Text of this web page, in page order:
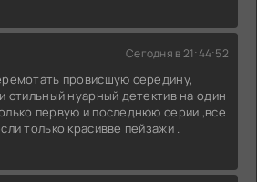
Сегодня в 21:44:52
провисшую середину,
стильный нуарный детектив на один
первую и последнюю серии ,все
только красивве пейзажи .